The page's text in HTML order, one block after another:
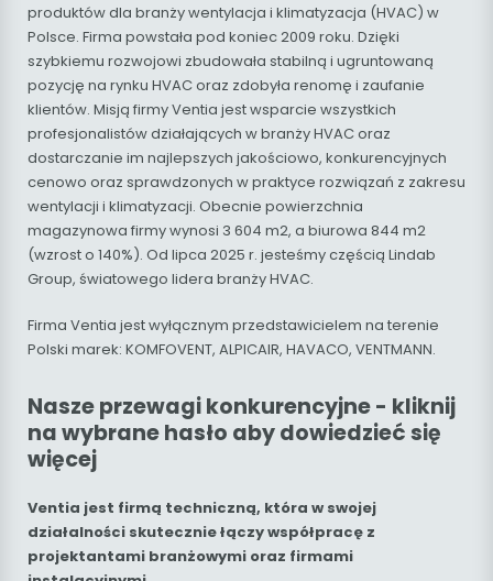
produktów dla branży wentylacja i klimatyzacja (HVAC) w
Polsce. Firma powstała pod koniec 2009 roku. Dzięki
szybkiemu rozwojowi zbudowała stabilną i ugruntowaną
pozycję na rynku HVAC oraz zdobyła renomę i zaufanie
klientów. Misją firmy Ventia jest wsparcie wszystkich
profesjonalistów działających w branży HVAC oraz
dostarczanie im najlepszych jakościowo, konkurencyjnych
cenowo oraz sprawdzonych w praktyce rozwiązań z zakresu
wentylacji i klimatyzacji. Obecnie powierzchnia
magazynowa firmy wynosi 3 604 m2, a biurowa 844 m2
(wzrost o 140%). Od lipca 2025 r. jesteśmy częścią Lindab
Group, światowego lidera branży HVAC.
Firma Ventia jest wyłącznym przedstawicielem na terenie
Polski marek: KOMFOVENT, ALPICAIR, HAVACO, VENTMANN.
Nasze przewagi konkurencyjne - kliknij
na wybrane hasło aby dowiedzieć się
więcej
Ventia jest firmą techniczną, która w swojej
działalności skutecznie łączy współpracę z
projektantami branżowymi oraz firmami